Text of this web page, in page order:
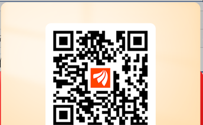
高管持股 股东大会 个股研报
Ⅱ研报 家电零部件Ⅱ盈利预测
东财
评级